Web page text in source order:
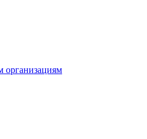
организациям